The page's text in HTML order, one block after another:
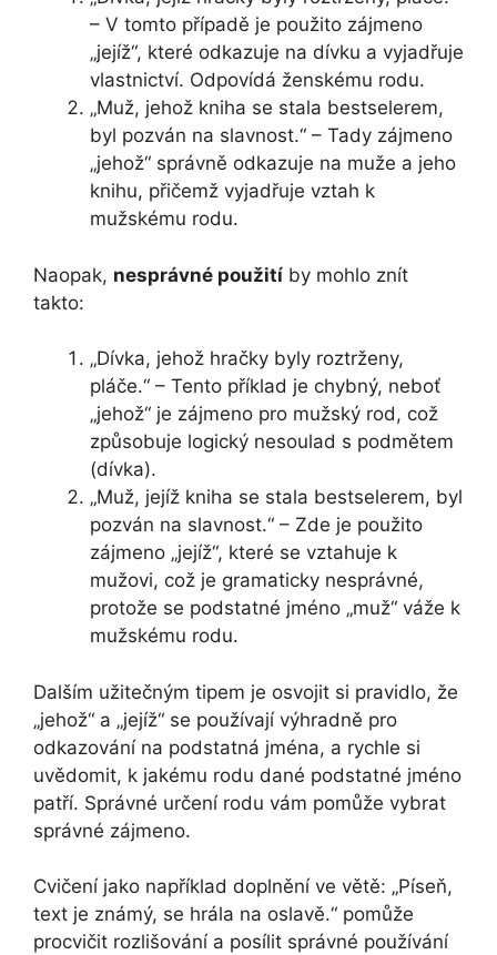
– V tomto případě je použito zájmeno
„jejíž“, které odkazuje na dívku a vyjadřuje
vlastnictví. Odpovídá ženskému rodu.
„Muž, jehož kniha se stala bestselerem,
byl pozván na slavnost.“ – Tady zájmeno
„jehož“ správně odkazuje na muže a jeho
knihu, přičemž vyjadřuje vztah k
mužskému rodu.
Naopak, nesprávné použití by mohlo znít
takto:
„Dívka, jehož hračky byly roztrženy,
pláče.“ – Tento příklad je chybný, neboť
„jehož“ je zájmeno pro mužský rod, což
způsobuje logický nesoulad s podmětem
(dívka).
„Muž, jejíž kniha se stala bestselerem, byl
pozván na slavnost.“ – Zde je použito
zájmeno „jejíž“, které se vztahuje k
mužovi, což je gramaticky nesprávné,
protože se podstatné jméno „muž“ váže k
mužskému rodu.
Dalším užitečným tipem je osvojit si pravidlo, že
„jehož“ a „jejíž“ se používají výhradně pro
odkazování na podstatná jména, a rychle si
uvědomit, k jakému rodu dané podstatné jméno
patří. Správné určení rodu vám pomůže vybrat
správné zájmeno.
Cvičení jako například doplnění ve větě: „Píseň,
text je známý, se hrála na oslavě.“ pomůže
procvičit rozlišování a posílit správné používání